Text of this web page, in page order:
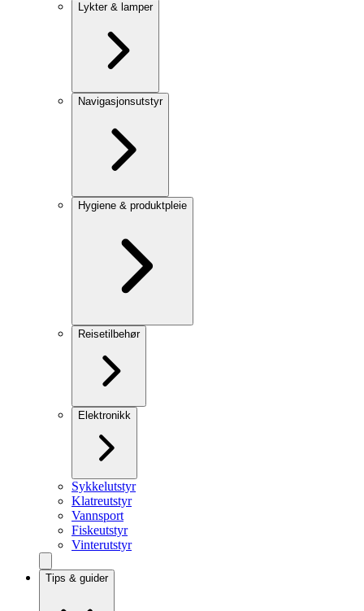
Lykter & lamper
Navigasjonsutstyr
Hygiene & produktpleie
Reisetilbehør
Elektronikk
Sykkelutstyr
Klatreutstyr
Vannsport
Fiskeutstyr
Vinterutstyr
Tips & guider